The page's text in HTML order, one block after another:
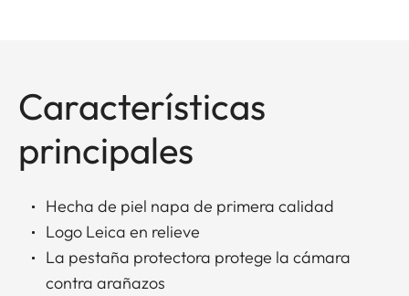
Características
principales
Hecha de piel napa de primera calidad
Logo Leica en relieve
La pestaña protectora protege la cámara
contra arañazos